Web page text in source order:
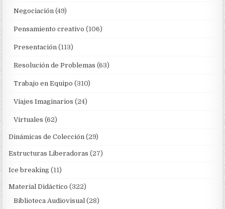
Negociación (49)
Pensamiento creativo (106)
Presentación (113)
Resolución de Problemas (63)
Trabajo en Equipo (310)
Viajes Imaginarios (24)
Virtuales (62)
Dinámicas de Colección (29)
Estructuras Liberadoras (27)
Ice breaking (11)
Material Didáctico (322)
Biblioteca Audiovisual (28)